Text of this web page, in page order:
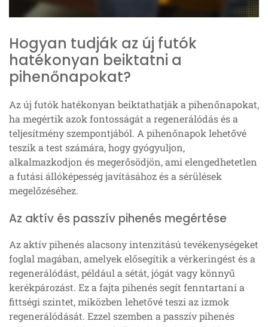
Hogyan tudják az új futók
hatékonyan beiktatni a
pihenőnapokat?
Az új futók hatékonyan beiktathatják a pihenőnapokat,
ha megértik azok fontosságát a regenerálódás és a
teljesítmény szempontjából. A pihenőnapok lehetővé
teszik a test számára, hogy gyógyuljon,
alkalmazkodjon és megerősödjön, ami elengedhetetlen
a futási állóképesség javításához és a sérülések
megelőzéséhez.
Az aktív és passzív pihenés megértése
Az aktív pihenés alacsony intenzitású tevékenységeket
foglal magában, amelyek elősegítik a vérkeringést és a
regenerálódást, például a sétát, jógát vagy könnyű
kerékpározást. Ez a fajta pihenés segít fenntartani a
fittségi szintet, miközben lehetővé teszi az izmok
regenerálódását. Ezzel szemben a passzív pihenés